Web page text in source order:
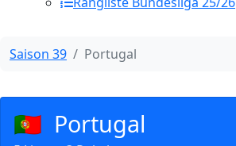
Saison 39 Portugal
🇵🇹 Portugal